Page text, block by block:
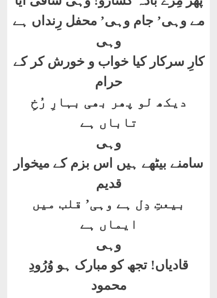
مے وہی’ جام وہی’ محفل رِنداں ہے
وہی
کارِ سرکار کیا خواب و خورش کر کے
حرام
دیکھ لو پھر بھی بہارِ رُخِ
تاباں ہے
وہی
سامنے بیٹھے ہیں اس بزم کے میخوار
قدیم
بیعتِ دِل ہے وہی’ قلب میں
ایماں ہے
وہی
قادیاں! تجھ کو مبارک ہو وُرُودِ
محمود